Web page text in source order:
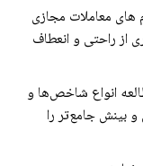
های معاملات مجازی
راحتی و انعطاف
انواع شاخص‌ها و
و بینش جامع‌تر را